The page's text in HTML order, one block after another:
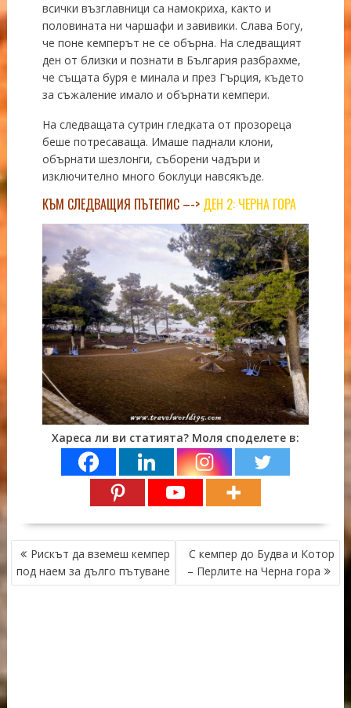
всички възглавници са намокриха, както и
половината ни чаршафи и завивики. Слава Богу,
че поне кемперът не се обърна. На следващият
ден от близки и познати в България разбрахме,
че същата буря е минала и през Гърция, където
за съжаление имало и обърнати кемпери.
На следващата сутрин гледката от прозореца
беше потресаваща. Имаше паднали клони,
обърнати шезлонги, съборени чадъри и
изключително много боклуци навсякъде.
КЪМ СЛЕДВАЩИЯ ПЪТЕПИС –-> ДЕН 2: ЧЕРНА ГОРА
Хареса ли ви статията? Моля споделете в:
НАВИГАЦИЯ
Рискът да вземеш кемпер
под наем за дълго пътуване
С кемпер до Будва и Котор
– Перлите на Черна гора